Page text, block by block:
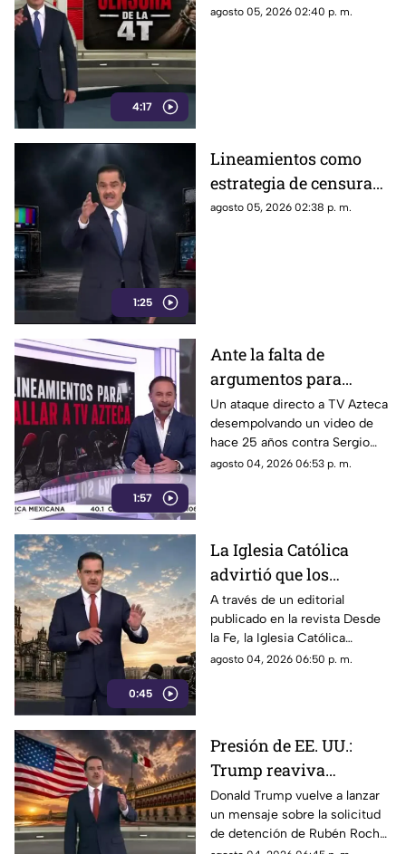
4:17
agosto 05, 2026 02:40 p. m.
1:25
Lineamientos como
estrategia de censura
contra los ciudadanos
agosto 05, 2026 02:38 p. m.
1:57
Ante la falta de
argumentos para
justificar lineamientos
diseñados para
censurar, el Gobierno
recurrió a la
Un ataque directo a TV Azteca
desempolvando un video de
hace 25 años contra Sergio
Sarmiento. No es una disputa
agosto 04, 2026 06:53 p. m.
0:45
La Iglesia Católica
advirtió que los
lineamientos para la
defensa de las
audiencias podrían
convertirse en un
A través de un editorial
publicado en la revista Desde
la Fe, la Iglesia Católica
advirtió que los lineamientos
agosto 04, 2026 06:50 p. m.
Presión de EE. UU.:
Trump reaviva
señalamientos contra
Rubén Rocha Moya y
Enrique Inzunza
Donald Trump vuelve a lanzar
un mensaje sobre la solicitud
de detención de Rubén Rocha